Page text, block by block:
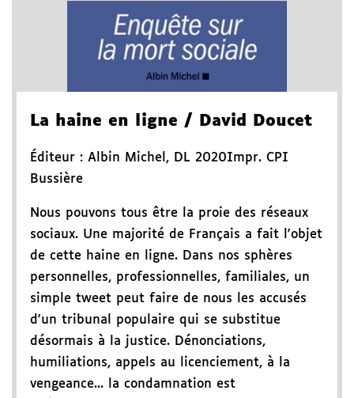
La haine en ligne / David Doucet
Éditeur : Albin Michel , DL 2020Impr. CPI
Bussière
Nous pouvons tous être la proie des réseaux
sociaux. Une majorité de Français a fait l'objet
de cette haine en ligne. Dans nos sphères
personnelles, professionnelles, familiales, un
simple tweet peut faire de nous les accusés
d'un tribunal populaire qui se substitue
désormais à la justice. Dénonciations,
humiliations, appels au licenciement, à la
vengeance... la condamnation est